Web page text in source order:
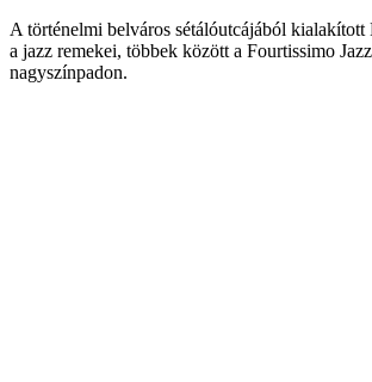
A történelmi belváros sétálóutcájából
a jazz remekei, többek között a Fourtissimo
nagyszínpadon.